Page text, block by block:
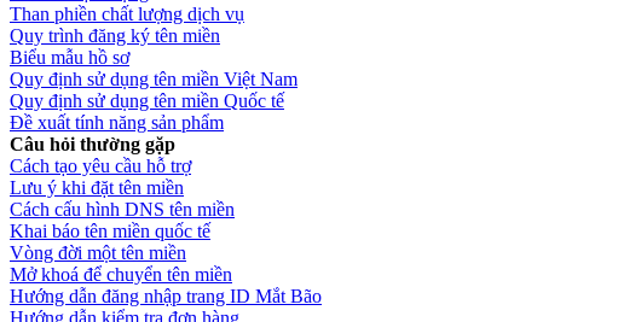
Than phiền chất lượng dịch vụ
Quy trình đăng ký tên miền
Biểu mẫu hồ sơ
Quy định sử dụng tên miền Việt Nam
Quy định sử dụng tên miền Quốc tế
Đề xuất tính năng sản phẩm
Câu hỏi thường gặp
Cách tạo yêu cầu hỗ trợ
Lưu ý khi đặt tên miền
Cách cấu hình DNS tên miền
Khai báo tên miền quốc tế
Vòng đời một tên miền
Mở khoá để chuyển tên miền
Hướng dẫn đăng nhập trang ID Mắt Bão
Hướng dẫn kiểm tra đơn hàng